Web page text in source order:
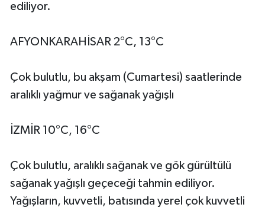
ediliyor.
AFYONKARAHİSAR 2°C, 13°C
Çok bulutlu, bu akşam (Cumartesi) saatlerinde
aralıklı yağmur ve sağanak yağışlı
İZMİR 10°C, 16°C
Çok bulutlu, aralıklı sağanak ve gök gürültülü
sağanak yağışlı geçeceği tahmin ediliyor.
Yağışların, kuvvetli, batısında yerel çok kuvvetli